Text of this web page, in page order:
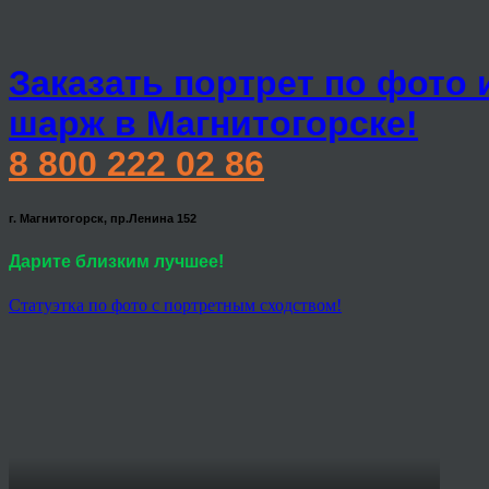
Заказать портрет по фото
шарж в Магнитогорске!
8 800 222 02 86
г. Магнитогорск, пр.Ленина 152
Дарите близким лучшее!
Статуэтка по фото с портретным сходством!